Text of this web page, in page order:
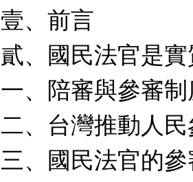
壹、前言
貳、國民法官是
一、陪審與參審
二、台灣推動人
三、國民法官的